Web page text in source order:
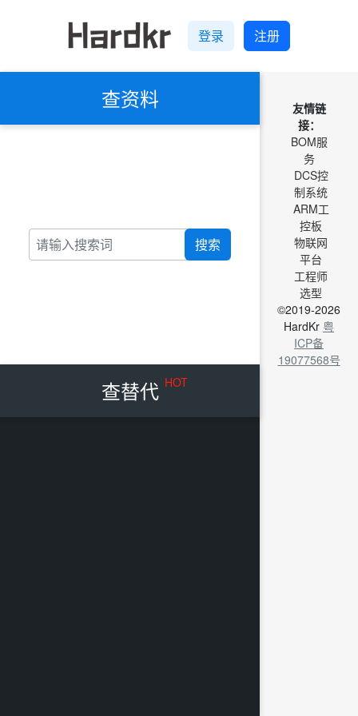
登录 注册
查资料
搜索
查替代 HOT
友情链
接：
BOM服
务
DCS控
制系统
ARM工
控板
物联网
平台
工程师
选型
©2019-2026
HardKr 粤
ICP备
19077568号